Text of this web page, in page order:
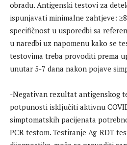
obradu. Antigenski testovi za
ispunjavati minimalne zahtjeve:
specifičnost u usporedbi sa
u naredbi uz napomenu kako se
testovima treba provoditi prema
unutar 5-7 dana nakon pojave
-Negativan rezultat antigenskog
potpunosti isključiti aktivnu
simptomatskih pacijenata
PCR testom. Testiranje Ag-RDT